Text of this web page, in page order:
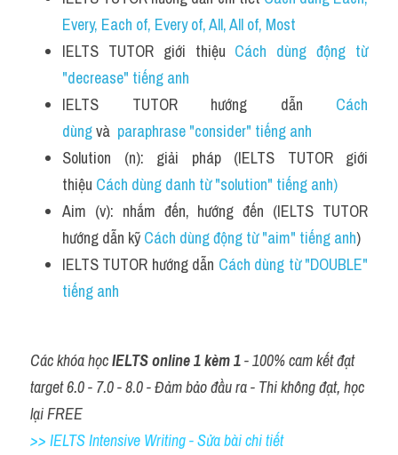
Every, Each of, Every of, All, All of, Most
IELTS TUTOR giới thiệu Cách dùng động từ
"decrease" tiếng anh
IELTS TUTOR hướng dẫn Cách
dùng và paraphrase "consider" tiếng anh
Solution (n): giải pháp (IELTS TUTOR giới
thiệu Cách dùng danh từ "solution" tiếng anh)
Aim (v): nhắm đến, hướng đến (IELTS TUTOR
hướng dẫn kỹ Cách dùng động từ "aim" tiếng anh)
IELTS TUTOR hướng dẫn Cách dùng từ "DOUBLE"
tiếng anh
Các khóa học IELTS online 1 kèm 1 - 100% cam kết đạt
target 6.0 - 7.0 - 8.0 - Đảm bảo đầu ra - Thi không đạt, học
lại FREE
>> IELTS Intensive Writing - Sửa bài chi tiết